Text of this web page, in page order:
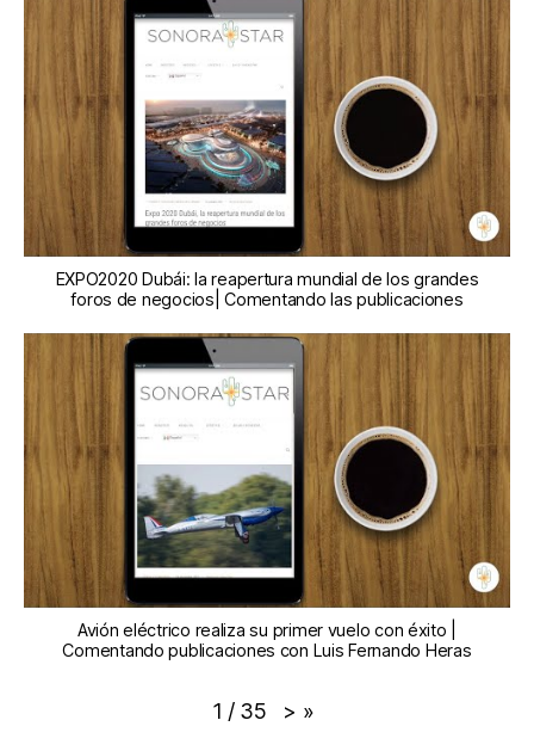
EXPO2020 Dubái: la reapertura mundial de los grandes
foros de negocios| Comentando las publicaciones
Avión eléctrico realiza su primer vuelo con éxito |
Comentando publicaciones con Luis Fernando Heras
1 / 35 > »